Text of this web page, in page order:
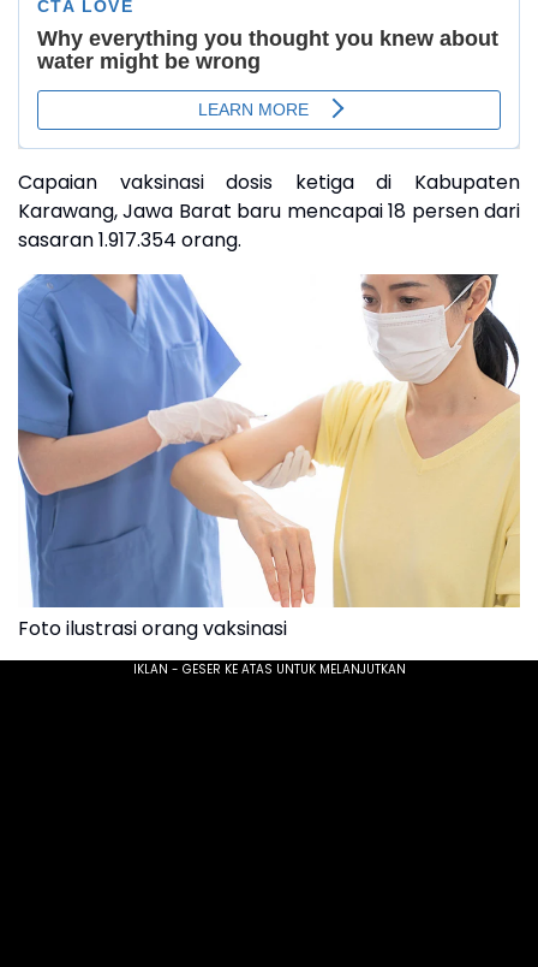
Capaian vaksinasi dosis ketiga di Kabupaten
Karawang, Jawa Barat baru mencapai 18 persen dari
sasaran 1.917.354 orang.
Foto ilustrasi orang vaksinasi